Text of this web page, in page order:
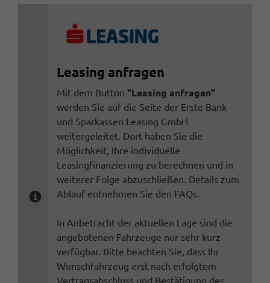
Leasing anfragen
Mit dem Button "Leasing anfragen"
werden Sie auf die Seite der Erste Bank
und Sparkassen Leasing GmbH
weitergeleitet. Dort haben Sie die
Möglichkeit, Ihre individuelle
Leasingfinanzierung zu berechnen und in
weiterer Folge abzuschließen. Details zum
Ablauf entnehmen Sie den FAQs.
In Anbetracht der aktuellen Lage sind die
angebotenen Fahrzeuge nur sehr kurz
verfügbar. Bitte beachten Sie, dass Ihr
Wunschfahrzeug erst nach erfolgtem
Vertragsabschluss und Bestätigung des